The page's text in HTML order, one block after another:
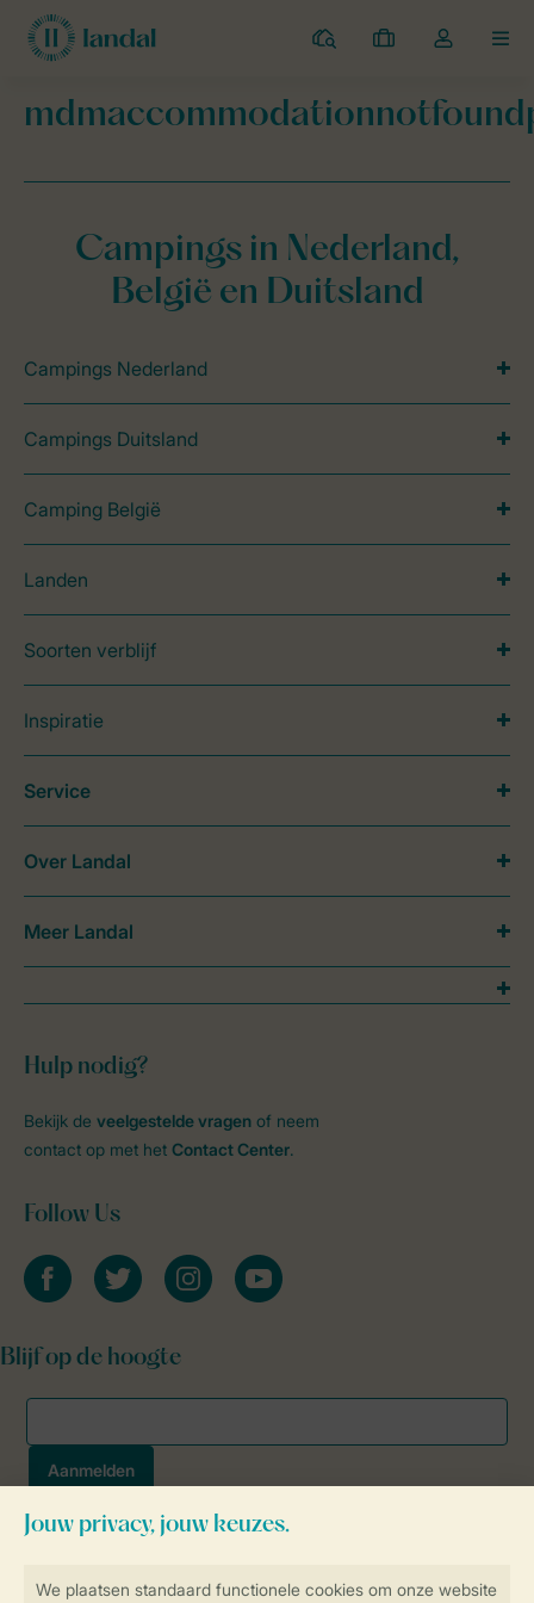
Campings
Mijn
Open
dropdown
van
account
Landal Camping mdmaccommodationnotfoundpage
Campings in Nederland,
België en Duitsland
Campings Nederland
Campings Duitsland
Camping België
Landen
Soorten verblijf
Inspiratie
Hulp nodig?
Bekijk de veelgestelde vragen of neem
contact op met het Contact Center.
Follow Us
facebooktwitter instagramyoutube
Blijf op de hoogte
Service
Over Landal
Meer Landal